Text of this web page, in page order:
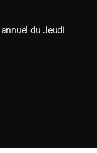
du Jeudi